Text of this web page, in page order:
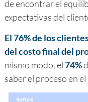
de encontrar el
expectativas del
El 76% de los
del costo final del
mismo modo, el74%
saber el proceso en